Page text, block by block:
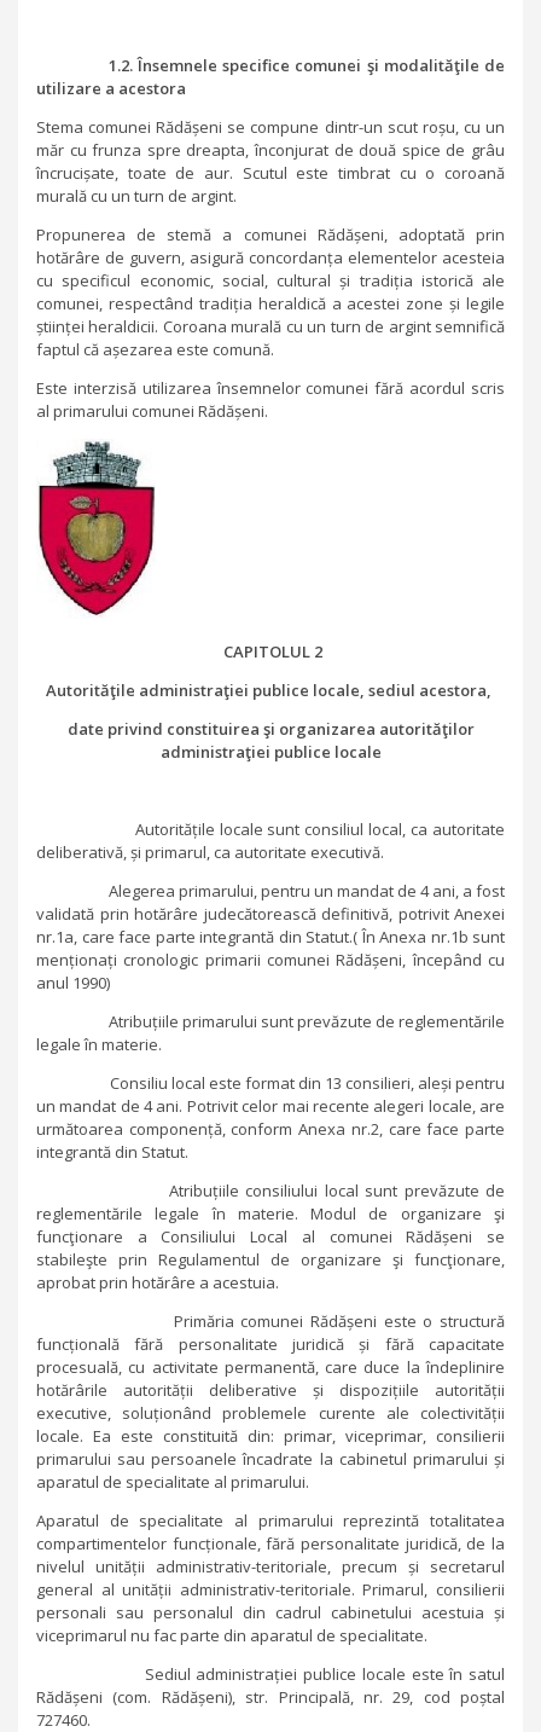
1.2. Însemnele specifice comunei şi modalităţile de
utilizare a acestora
Stema comunei Rădășeni se compune dintr-un scut roșu, cu un
măr cu frunza spre dreapta, înconjurat de două spice de grâu
încrucișate, toate de aur. Scutul este timbrat cu o coroană
murală cu un turn de argint.
Propunerea de stemă a comunei Rădășeni, adoptată prin
hotărâre de guvern, asigură concordanța elementelor acesteia
cu specificul economic, social, cultural și tradiția istorică ale
comunei, respectând tradiția heraldică a acestei zone și legile
științei heraldicii. Coroana murală cu un turn de argint semnifică
faptul că așezarea este comună.
Este interzisă utilizarea însemnelor comunei fără acordul scris
al primarului comunei Rădășeni.
CAPITOLUL 2
Autorităţile administraţiei publice locale, sediul acestora,
date privind constituirea şi organizarea autorităţilor
administraţiei publice locale
Autoritățile locale sunt consiliul local, ca autoritate
deliberativă, și primarul, ca autoritate executivă.
Alegerea primarului, pentru un mandat de 4 ani, a fost
validată prin hotărâre judecătorească definitivă, potrivit Anexei
nr.1a, care face parte integrantă din Statut.( În Anexa nr.1b sunt
menționați cronologic primarii comunei Rădășeni, începând cu
anul 1990)
Atribuțiile primarului sunt prevăzute de reglementările
legale în materie.
Consiliu local este format din 13 consilieri, aleși pentru
un mandat de 4 ani. Potrivit celor mai recente alegeri locale, are
următoarea componență, conform Anexa nr.2, care face parte
integrantă din Statut.
Atribuțiile consiliului local sunt prevăzute de
reglementările legale în materie. Modul de organizare şi
funcţionare a Consiliului Local al comunei Rădășeni se
stabileşte prin Regulamentul de organizare şi funcţionare,
aprobat prin hotărâre a acestuia.
Primăria comunei Rădășeni este o structură
funcțională fără personalitate juridică și fără capacitate
procesuală, cu activitate permanentă, care duce la îndeplinire
hotărârile autorității deliberative și dispozițiile autorității
executive, soluționând problemele curente ale colectivității
locale. Ea este constituită din: primar, viceprimar, consilierii
primarului sau persoanele încadrate la cabinetul primarului și
aparatul de specialitate al primarului.
Aparatul de specialitate al primarului reprezintă totalitatea
compartimentelor funcționale, fără personalitate juridică, de la
nivelul unității administrativ-teritoriale, precum și secretarul
general al unității administrativ-teritoriale. Primarul, consilierii
personali sau personalul din cadrul cabinetului acestuia și
viceprimarul nu fac parte din aparatul de specialitate.
Sediul administrației publice locale este în satul
Rădășeni (com. Rădășeni), str. Principală, nr. 29, cod poștal
727460.